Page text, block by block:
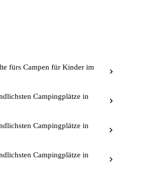
fürs Campen für Kinder im
Campingplätze in
Campingplätze in
Campingplätze in